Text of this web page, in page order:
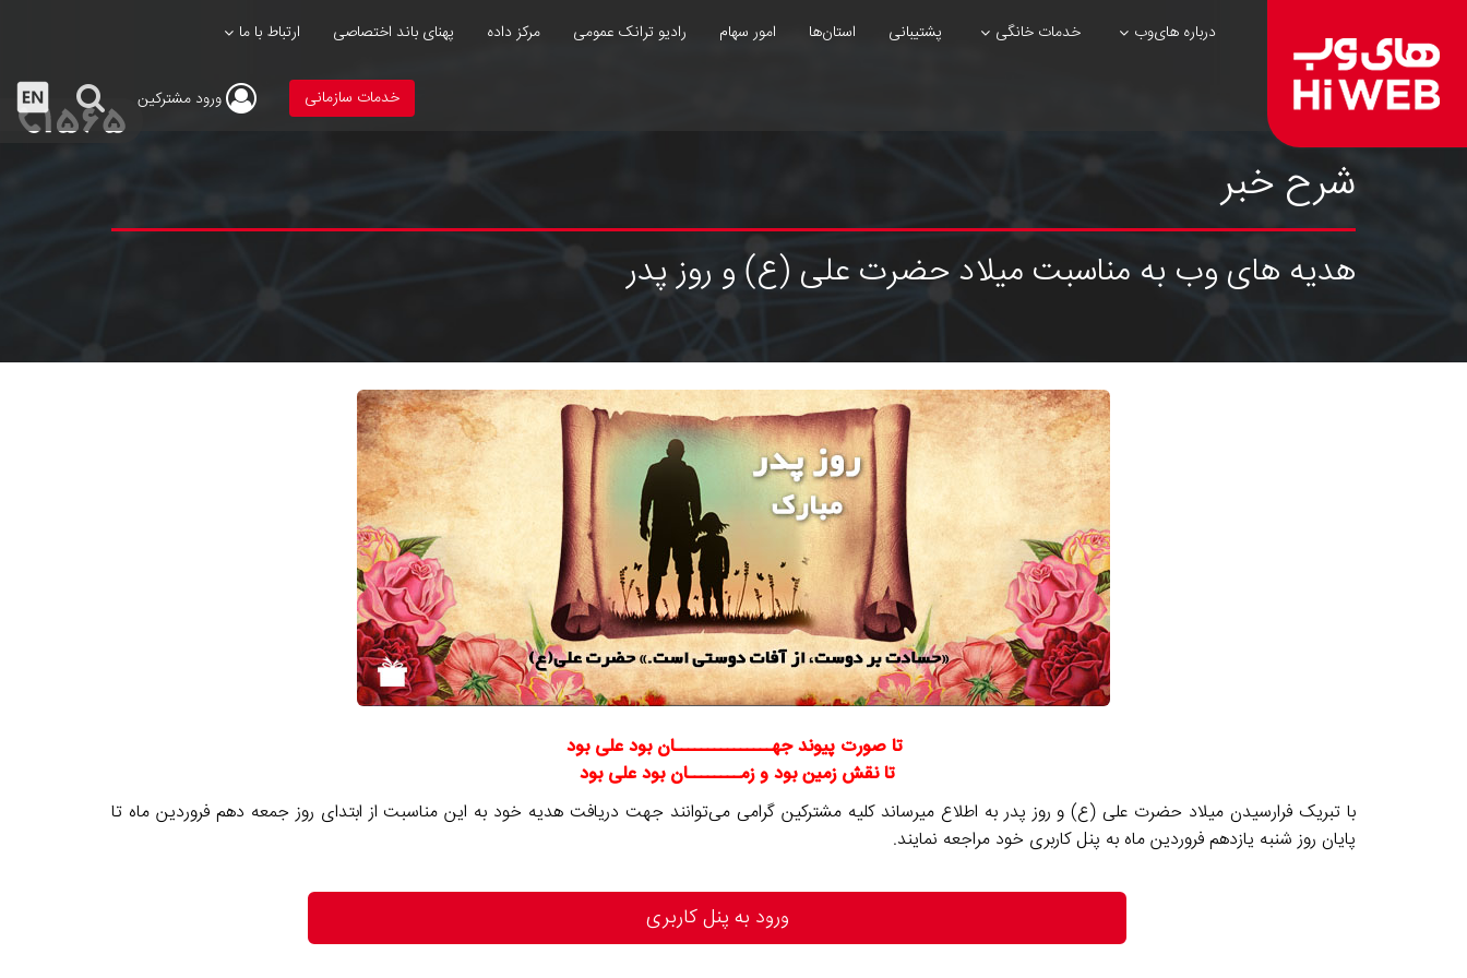
درباره های‌وب خدمات خانگی پشتیبانی استان‌ها امور سهام رادیو ترانک عمومی مرکز داده پهنای باند اختصاصی ارتباط با ما
ورود مشترکین خدمات سازمانی
شرح خبر
هدیه های وب به مناسبت میلاد حضرت علی (ع) و روز پدر
تا صورت پيوند جهـــــــــــــــان بود علی بود
تا نقش زمين بود و زمــــــــان بود علی بود
با تبریک فرارسیدن میلاد حضرت علی (ع) و روز پدر به اطلاع میرساند کلیه مشترکین گرامی می‌توانند جهت دریافت هدیه خود به این مناسبت از ابتدای روز جمعه دهم فروردین ماه تا
پایان روز شنبه یازدهم فروردین ماه به پنل کاربری خود مراجعه نمایند.
ورود به پنل کاربری